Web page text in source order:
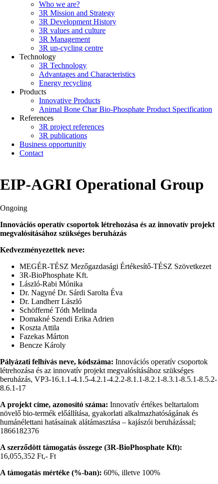
Who we are?
3R Mission and Strategy
3R Development History
3R values and culture
3R Management
3R up-cycling centre
Technology
3R Technology
Advantages and Characteristics
Energy recycling
Products
Innovative Products
Animal Bone Char Bio-Phosphate Product Specification
References
3R project references
3R publications
Business opportunitiy
Contact
EIP-AGRI Operational Group
Ongoing
Innovációs operatív csoportok létrehozása és az innovatív projekt
megvalósításához szükséges beruházás
Kedvezményezettek neve:
MEGÉR-TÉSZ Mezőgazdasági Értékesítő-TÉSZ Szövetkezet
3R-BioPhosphate Kft.
László-Rabi Mónika
Dr. Nagyné Dr. Sárdi Sarolta Éva
Dr. Landherr László
Schöfferné Tóth Melinda
Domakné Szendi Erika Adrien
Koszta Attila
Fazekas Márton
Bencze Károly
Pályázati felhívás neve, kódszáma: Innovációs operatív csoportok
létrehozása és az innovatív projekt megvalósításához szükséges
beruházás, VP3-16.1.1-4.1.5-4.2.1-4.2.2-8.1.1-8.2.1-8.3.1-8.5.1-8.5.2-
8.6.1-17
A projekt címe, azonosító száma: Innovatív értékes beltartalom
növelő bio-termék előállítása, gyakorlati alkalmazhatóságának és
humánélettani hatásainak alátámasztása – kajászói beruházással;
1866182376
A szerződött támogatás összege (3R-BioPhosphate Kft):
16,055,352 Ft,- Ft
A támogatás mértéke (%-ban): 60%, illetve 100%